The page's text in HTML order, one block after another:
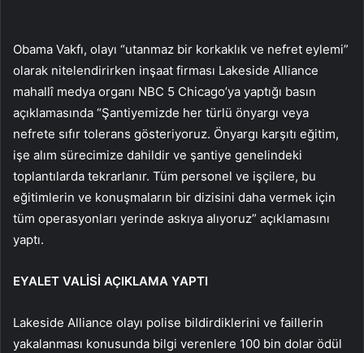
Obama Vakfı, olayı “utanmaz bir korkaklık ve nefret eylemi”
olarak nitelendirirken inşaat firması Lakeside Alliance
mahallî medya organı NBC 5 Chicago’ya yaptığı basın
açıklamasında “Şantiyemizde her türlü önyargı veya
nefrete sıfır tolerans gösteriyoruz. Önyargı karşıtı eğitim,
işe alım sürecimize dahildir ve şantiye genelindeki
toplantılarda tekrarlanır. Tüm personel ve işçilere, bu
eğitimlerin ve konuşmaların bir dizisini daha vermek için
tüm operasyonları yerinde askıya alıyoruz” açıklamasını
yaptı.
EYALET VALİSİ AÇIKLAMA YAPTI
Lakeside Alliance olayı polise bildirdiklerini ve faillerin
yakalanması konusunda bilgi verenlere 100 bin dolar ödül